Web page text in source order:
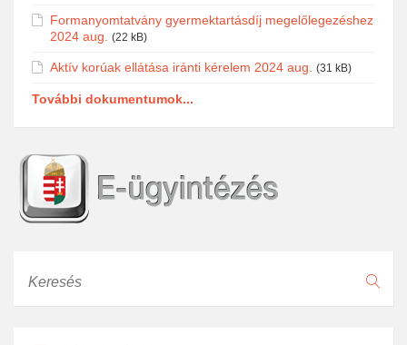
Formanyomtatvány gyermektartásdíj megelőlegezéshez
2024 aug.
(22 kB)
Aktív korúak ellátása iránti kérelem 2024 aug. (31 kB)
További dokumentumok...